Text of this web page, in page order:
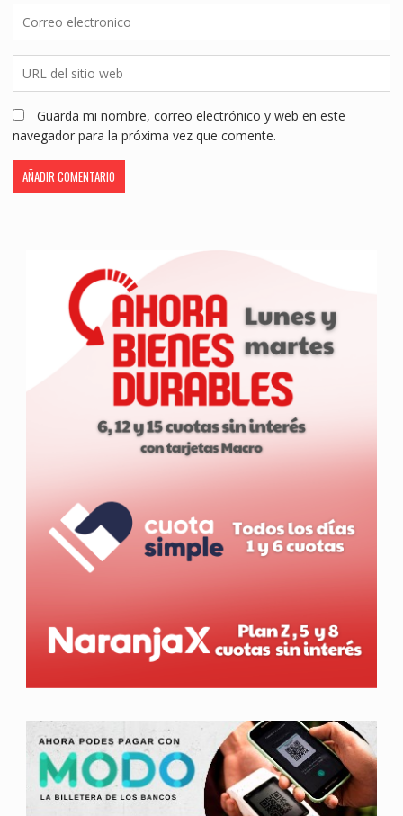
Guarda mi nombre, correo electrónico y web en este
navegador para la próxima vez que comente.